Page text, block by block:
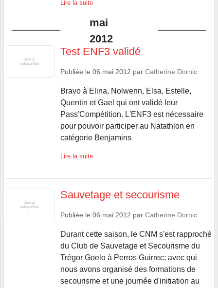
Lire la suite
mai
2012
Test ENF3 validé
Publiée le 06 mai 2012 par Catherine Dornic
Bravo à Elina, Nolwenn, Elsa, Estelle,
Quentin et Gael qui ont validé leur
Pass'Compétition. L'ENF3 est nécessaire
pour pouvoir participer au Natathlon en
catégorie Benjamins
Lire la suite
Sauvetage et secourisme
Publiée le 06 mai 2012 par Catherine Dornic
Durant cette saison, le CNM s'est rapproché
du Club de Sauvetage et Secourisme du
Trégor Goelo à Perros Guirrec; avec qui
nous avons organisé des formations de
secourisme et une journée d'initiation au